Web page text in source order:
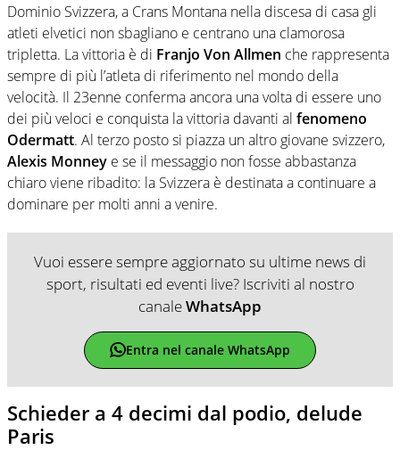
Dominio Svizzera, a Crans Montana nella discesa di casa gli
atleti elvetici non sbagliano e centrano una clamorosa
tripletta. La vittoria è di Franjo Von Allmen che rappresenta
sempre di più l’atleta di riferimento nel mondo della
velocità. Il 23enne conferma ancora una volta di essere uno
dei più veloci e conquista la vittoria davanti al fenomeno
Odermatt. Al terzo posto si piazza un altro giovane svizzero,
Alexis Monney e se il messaggio non fosse abbastanza
chiaro viene ribadito: la Svizzera è destinata a continuare a
dominare per molti anni a venire.
Vuoi essere sempre aggiornato su ultime news di
sport, risultati ed eventi live? Iscriviti al nostro
canaleWhatsApp
Entra nel canale WhatsApp
Schieder a 4 decimi dal podio, delude
Paris